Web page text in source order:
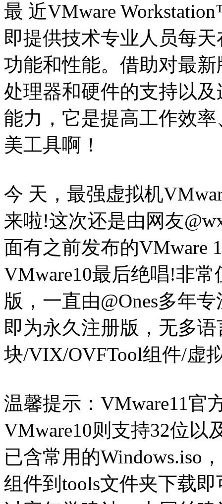
最 近VMware
即提供技术专业人员每
功能和性能。借助对最
处理器和硬件的支持以
能力，它是提高工作效
美工具啊！
今 天，最强虚拟机
来啦!这次还是由网友
面有之前发布的VMware
VMware10最后绝唱!非
版，一直由@Ones多年
即为永久注册版，无多
块/VIX/OVFTool组件/虚
温馨提示：VMware11官
VMware10则支持32位以
已含常用的Windows.iso
组件到tools文件夹下载